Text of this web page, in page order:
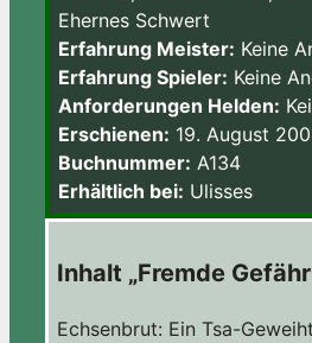
Ehernes Schwert
Erfahrung Meister: Keine
Erfahrung Spieler: Keine
Anforderungen Helden:
Erschienen: 19. August
Buchnummer: A134
Erhältlich bei: Ulisses
Inhalt „Fremde
Echsenbrut: Ein Tsa-